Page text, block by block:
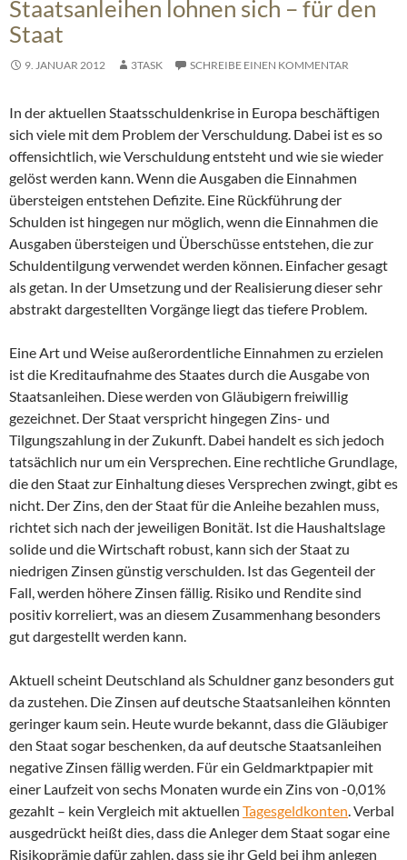
Staatsanleihen lohnen sich – für den
Staat
9. JANUAR 2012 3TASK SCHREIBE EINEN KOMMENTAR
In der aktuellen Staatsschuldenkrise in Europa beschäftigen
sich viele mit dem Problem der Verschuldung. Dabei ist es so
offensichtlich, wie Verschuldung entsteht und wie sie wieder
gelöst werden kann. Wenn die Ausgaben die Einnahmen
übersteigen entstehen Defizite. Eine Rückführung der
Schulden ist hingegen nur möglich, wenn die Einnahmen die
Ausgaben übersteigen und Überschüsse entstehen, die zur
Schuldentilgung verwendet werden können. Einfacher gesagt
als getan. In der Umsetzung und der Realisierung dieser sehr
abstrakt dargestellten Vorgänge liegt das tiefere Problem.
Eine Art und Weise außerordentliche Einnahmen zu erzielen
ist die Kreditaufnahme des Staates durch die Ausgabe von
Staatsanleihen. Diese werden von Gläubigern freiwillig
gezeichnet. Der Staat verspricht hingegen Zins- und
Tilgungszahlung in der Zukunft. Dabei handelt es sich jedoch
tatsächlich nur um ein Versprechen. Eine rechtliche Grundlage,
die den Staat zur Einhaltung dieses Versprechen zwingt, gibt es
nicht. Der Zins, den der Staat für die Anleihe bezahlen muss,
richtet sich nach der jeweiligen Bonität. Ist die Haushaltslage
solide und die Wirtschaft robust, kann sich der Staat zu
niedrigen Zinsen günstig verschulden. Ist das Gegenteil der
Fall, werden höhere Zinsen fällig. Risiko und Rendite sind
positiv korreliert, was an diesem Zusammenhang besonders
gut dargestellt werden kann.
Aktuell scheint Deutschland als Schuldner ganz besonders gut
da zustehen. Die Zinsen auf deutsche Staatsanleihen könnten
geringer kaum sein. Heute wurde bekannt, dass die Gläubiger
den Staat sogar beschenken, da auf deutsche Staatsanleihen
negative Zinsen fällig werden. Für ein Geldmarktpapier mit
einer Laufzeit von sechs Monaten wurde ein Zins von -0,01%
gezahlt – kein Vergleich mit aktuellen Tagesgeldkonten. Verbal
ausgedrückt heißt dies, dass die Anleger dem Staat sogar eine
Risikoprämie dafür zahlen, dass sie ihr Geld bei ihm anlegen